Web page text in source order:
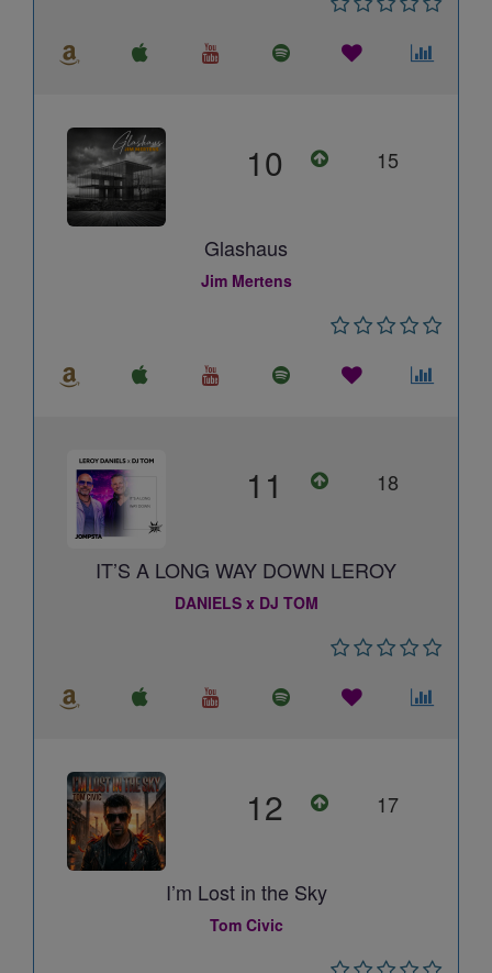
10 15
Glashaus
Jim Mertens
11 18
IT’S A LONG WAY DOWN LEROY
DANIELS x DJ TOM
12 17
I’m Lost in the Sky
Tom Civic